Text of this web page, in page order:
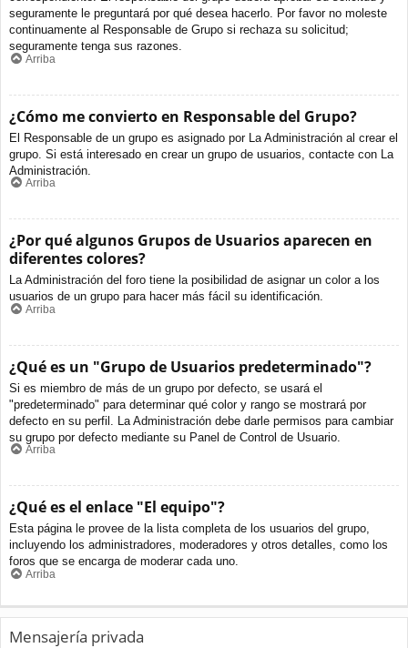
seguramente le preguntará por qué desea hacerlo. Por favor no moleste
continuamente al Responsable de Grupo si rechaza su solicitud;
seguramente tenga sus razones.
Arriba
¿Cómo me convierto en Responsable del Grupo?
El Responsable de un grupo es asignado por La Administración al crear el
grupo. Si está interesado en crear un grupo de usuarios, contacte con La
Administración.
Arriba
¿Por qué algunos Grupos de Usuarios aparecen en
diferentes colores?
La Administración del foro tiene la posibilidad de asignar un color a los
usuarios de un grupo para hacer más fácil su identificación.
Arriba
¿Qué es un "Grupo de Usuarios predeterminado"?
Si es miembro de más de un grupo por defecto, se usará el
"predeterminado" para determinar qué color y rango se mostrará por
defecto en su perfil. La Administración debe darle permisos para cambiar
su grupo por defecto mediante su Panel de Control de Usuario.
Arriba
¿Qué es el enlace "El equipo"?
Esta página le provee de la lista completa de los usuarios del grupo,
incluyendo los administradores, moderadores y otros detalles, como los
foros que se encarga de moderar cada uno.
Arriba
Mensajería privada